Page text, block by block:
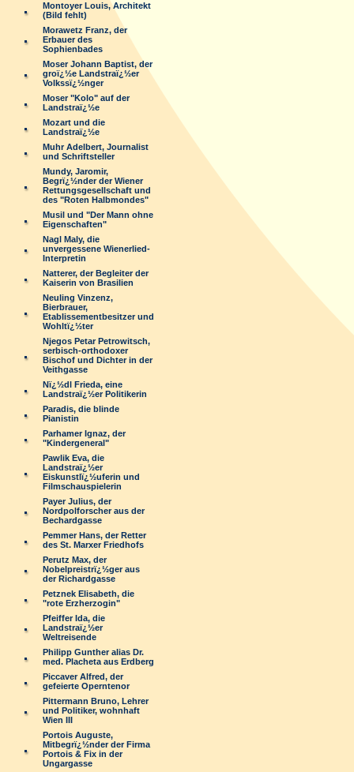
Montoyer Louis, Architekt
(Bild fehlt)
Morawetz Franz, der
Erbauer des
Sophienbades
Moser Johann Baptist, der
groï¿½e Landstraï¿½er
Volkssï¿½nger
Moser "Kolo" auf der
Landstraï¿½e
Mozart und die
Landstraï¿½e
Muhr Adelbert, Journalist
und Schriftsteller
Mundy, Jaromir,
Begrï¿½nder der Wiener
Rettungsgesellschaft und
des "Roten Halbmondes"
Musil und "Der Mann ohne
Eigenschaften"
Nagl Maly, die
unvergessene Wienerlied-
Interpretin
Natterer, der Begleiter der
Kaiserin von Brasilien
Neuling Vinzenz,
Bierbrauer,
Etablissementbesitzer und
Wohltï¿½ter
Njegos Petar Petrowitsch,
serbisch-orthodoxer
Bischof und Dichter in der
Veithgasse
Nï¿½dl Frieda, eine
Landstraï¿½er Politikerin
Paradis, die blinde
Pianistin
Parhamer Ignaz, der
"Kindergeneral"
Pawlik Eva, die
Landstraï¿½er
Eiskunstlï¿½uferin und
Filmschauspielerin
Payer Julius, der
Nordpolforscher aus der
Bechardgasse
Pemmer Hans, der Retter
des St. Marxer Friedhofs
Perutz Max, der
Nobelpreistrï¿½ger aus
der Richardgasse
Petznek Elisabeth, die
"rote Erzherzogin"
Pfeiffer Ida, die
Landstraï¿½er
Weltreisende
Philipp Gunther alias Dr.
med. Placheta aus Erdberg
Piccaver Alfred, der
gefeierte Operntenor
Pittermann Bruno, Lehrer
und Politiker, wohnhaft
Wien III
Portois Auguste,
Mitbegrï¿½nder der Firma
Portois & Fix in der
Ungargasse